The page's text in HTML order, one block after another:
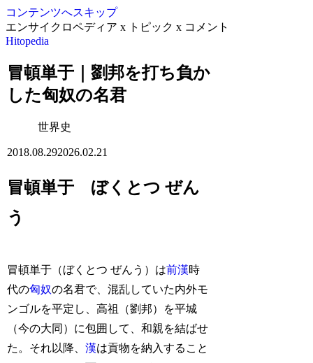
コンテンツへスキップ
エンサイクロペディア x トピック x コメント
Hitopedia
冒頓単于｜劉邦を打ち負か
した匈奴の名君
世界史
2018.08.292026.02.21
冒頓単于 ぼくとつ ぜん
う
冒頓単于（ぼくとつ ぜんう）は前漢時
代の匈奴の名君で、混乱していた内外モ
ンゴルを平定し、高祖（劉邦）を平城
（今の大同）に包囲して、和親を結ばせ
た。それ以降、漢は貢物を納入すること